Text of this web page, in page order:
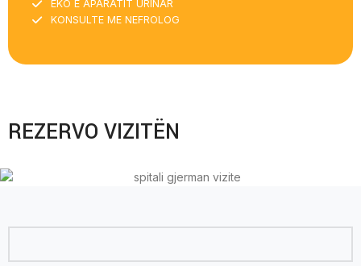
EKO E APARATIT URINAR
KONSULTE ME NEFROLOG
REZERVO VIZITËN